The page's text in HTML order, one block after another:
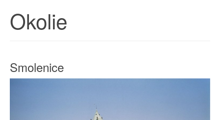
Okolie
Smolenice